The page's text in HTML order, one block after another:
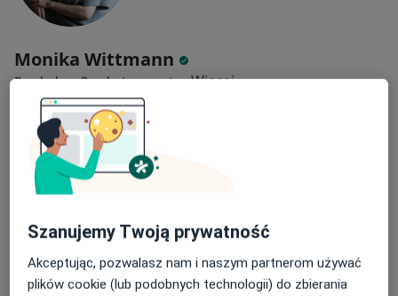
Monika Wittmann
Psycholog, Psychoterapeuta·Więcej
8 opinii
Gospody 19, Gdańsk
Poradnia dla Dzieci i Młodzieży
Akceptuje NFZ
Poproś o wizytę
Szanujemy Twoją prywatność
Akceptując, pozwalasz nam i naszym partnerom używać
plików cookie (lub podobnych technologii) do zbierania